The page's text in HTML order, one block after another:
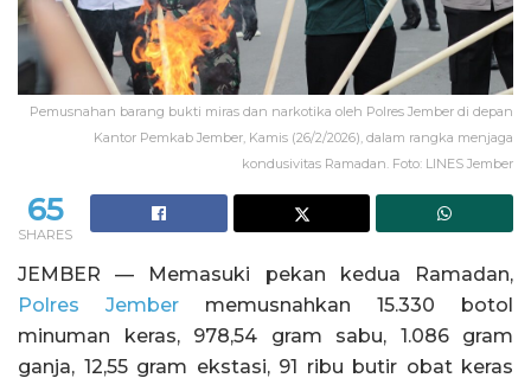
Pemusnahan barang bukti miras dan narkotika oleh Polres Jember di depan
Kantor Pemkab Jember, Kamis (26/2/2026), dalam rangka menjaga
kondusivitas Ramadan. Foto: LINES Jember
65
SHARES
JEMBER — Memasuki pekan kedua Ramadan,
Polres Jember memusnahkan 15.330 botol
minuman keras, 978,54 gram sabu, 1.086 gram
ganja, 12,55 gram ekstasi, 91 ribu butir obat keras